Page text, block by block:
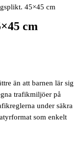
45×45 cm
cm
än att barnen lär sig
trafikmiljöer på
under säkra
som enkelt